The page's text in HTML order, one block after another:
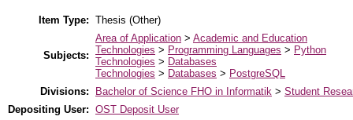
Item Type: Thesis (Other)
Subjects:
Area of Application > Academic and Education
Technologies > Programming Languages > Python
Technologies > Databases
Technologies > Databases > PostgreSQL
Divisions:
Bachelor of Science FHO in Informatik > Student
Depositing User: OST Deposit User